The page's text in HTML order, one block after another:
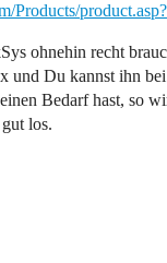
Products/
ohnehin recht
und Du kannst ihn
Bedarf hast, so
los.